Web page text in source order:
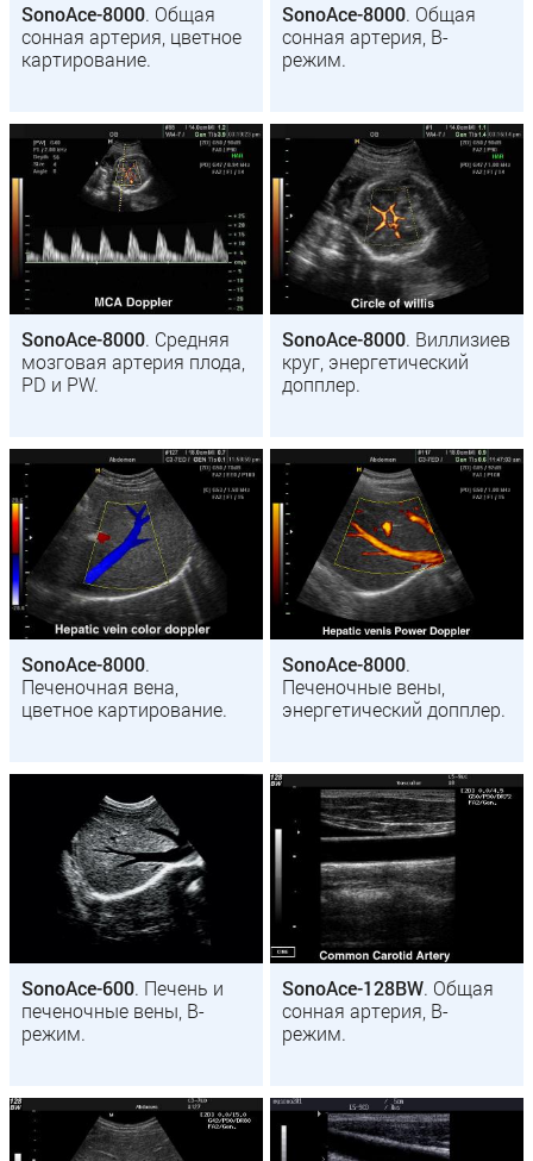
SonoAce-8000. Общая
сонная артерия, цветное
картирование.
SonoAce-8000. Общая
сонная артерия, B-
режим.
SonoAce-8000. Средняя
мозговая артерия плода,
PD и PW.
SonoAce-8000. Виллизиев
круг, энергетический
допплер.
SonoAce-8000.
Печеночная вена,
цветное картирование.
SonoAce-8000.
Печеночные вены,
энергетический допплер.
SonoAce-600. Печень и
печеночные вены, B-
режим.
SonoAce-128BW. Общая
сонная артерия, B-
режим.